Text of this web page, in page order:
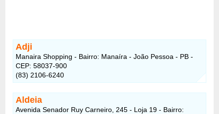
Adji
Manaira Shopping - Bairro: Manaíra - João Pessoa - PB -
CEP: 58037-900
(83) 2106-6240
Aldeia
Avenida Senador Ruy Carneiro, 245 - Loja 19 - Bairro: